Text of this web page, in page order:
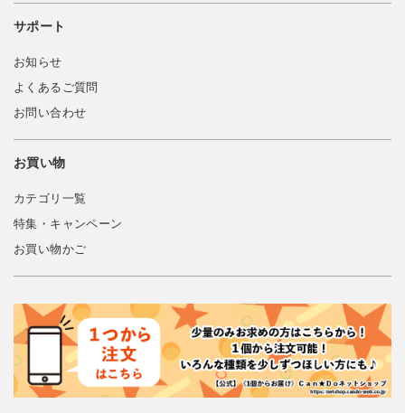
サポート
お知らせ
よくあるご質問
お問い合わせ
お買い物
カテゴリ一覧
特集・キャンペーン
お買い物かご